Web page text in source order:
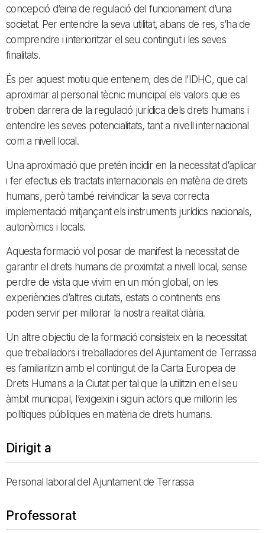
concepció d’eina de regulació del funcionament d’una
societat. Per entendre la seva utilitat, abans de res, s’ha de
comprendre i interioritzar el seu contingut i les seves
finalitats.
És per aquest motiu que entenem, des de l’IDHC, que cal
aproximar al personal tècnic municipal els valors que es
troben darrera de la regulació jurídica dels drets humans i
entendre les seves potencialitats, tant a nivell internacional
com a nivell local.
Una aproximació que pretén incidir en la necessitat d’aplicar
i fer efectius els tractats internacionals en matèria de drets
humans, però també reivindicar la seva correcta
implementació mitjançant els instruments jurídics nacionals,
autonòmics i locals.
Aquesta formació vol posar de manifest la necessitat de
garantir el drets humans de proximitat a nivell local, sense
perdre de vista que vivim en un món global, on les
experiències d’altres ciutats, estats o continents ens
poden servir per millorar la nostra realitat diària.
Un altre objectiu de la formació consisteix en la necessitat
que treballadors i treballadores del Ajuntament de Terrassa
es familiaritzin amb el contingut de la Carta Europea de
Drets Humans a la Ciutat per tal que la utilitzin en el seu
àmbit municipal, l’exigeixin i siguin actors que millorin les
polítiques públiques en matèria de drets humans.
Dirigit a
Personal laboral del Ajuntament de Terrassa
Professorat